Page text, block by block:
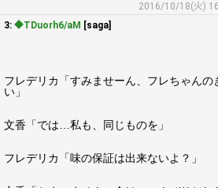
2016/10/18(火)
3: ◆TDuorh6/aM [saga]
フレデリカ「すみませーん、フレちゃん
い」
文香「では…私も、同じものを」
フレデリカ「味の保証は出来ないよ？」